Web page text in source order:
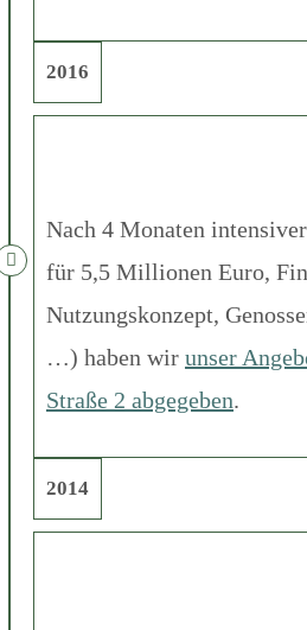
Nach 4 Monaten
für 5,5 Millionen Euro,
Nutzungskonzept,
…) haben wir unser
Straße 2 abgegeben.
2016
2014